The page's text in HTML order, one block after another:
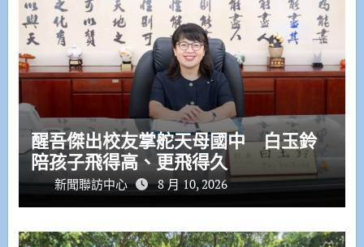
醒吾傑出校友掌舵天母國中 白玉鈴
陪孩子飛得高、更飛得久
新聞聯訪中心 8 月 10, 2026